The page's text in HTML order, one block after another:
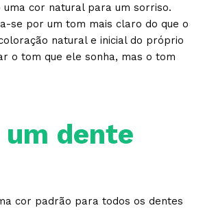
uma cor natural para um sorriso.
se por um tom mais claro do que o
natural e inicial do próprio
o tom que ele sonha, mas o tom
um dente
cor padrão para todos os dentes